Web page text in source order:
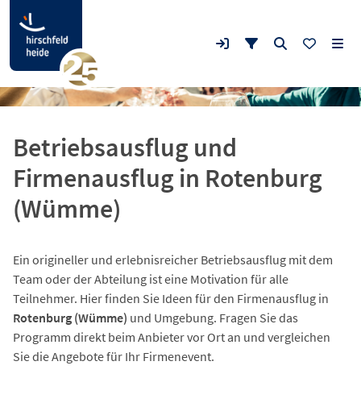
Betriebsausflug und
Firmenausflug in Rotenburg
(Wümme)
Ein origineller und erlebnisreicher Betriebsausflug mit dem
Team oder der Abteilung ist eine Motivation für alle
Teilnehmer. Hier finden Sie Ideen für den Firmenausflug in
Rotenburg (Wümme) und Umgebung. Fragen Sie das
Programm direkt beim Anbieter vor Ort an und vergleichen
Sie die Angebote für Ihr Firmenevent.